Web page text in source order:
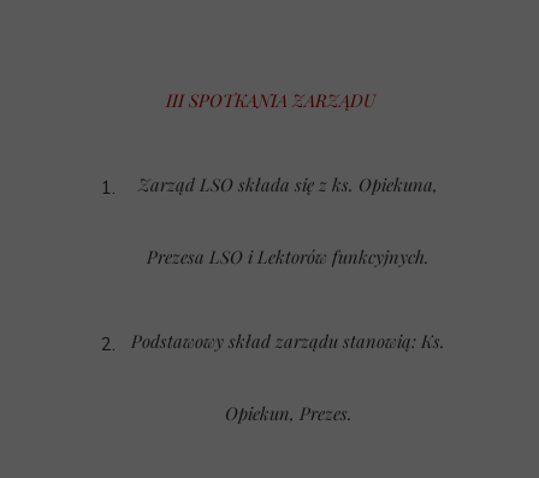
III SPOTKANIA ZARZĄDU
Zarząd LSO składa się z ks. Opiekuna,
Prezesa LSO i Lektorów funkcyjnych.
Podstawowy skład zarządu stanowią: Ks.
Opiekun, Prezes.